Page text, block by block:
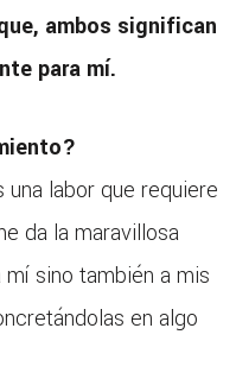
ambos significan
para mí.
labor que requiere
da la maravillosa
sino también a mis
en algo